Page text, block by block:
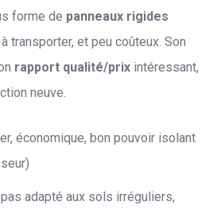
forme de panneaux rigides
transporter, et peu coûteux. Son
rapport qualité/prix intéressant,
neuve.
économique, bon pouvoir isolant
adapté aux sols irréguliers,